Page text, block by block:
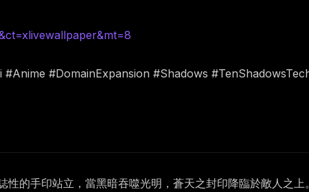
#DomainExpansion #Shadows
的手印站立，當黑暗吞噬光明，蒼天之封印降臨於敵人之